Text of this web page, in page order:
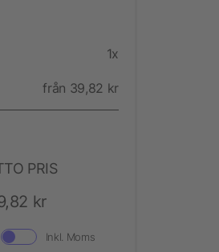
1x
från 39,82 kr
PRIS
kr
Inkl. Moms